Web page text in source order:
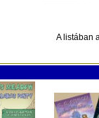
A listában